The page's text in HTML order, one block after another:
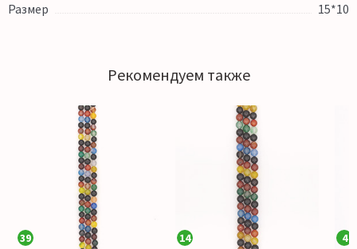
Размер
15*10
Рекомендуем также
39 14 4